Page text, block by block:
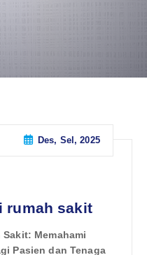
Des, Sel, 2025
rumah sakit
Memahami
Pasien dan Tenaga